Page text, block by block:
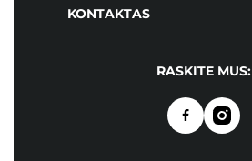
KONTAKTAS
RASKITE MUS: